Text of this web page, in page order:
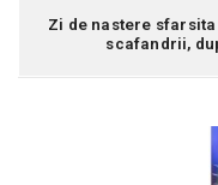
Zi de nastere
scafandrii,